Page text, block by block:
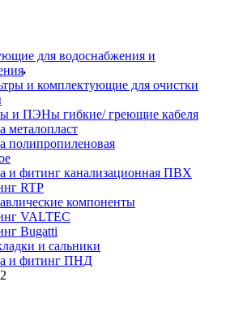
для водоснабжения и
и комплектующие для очистки
и ПЭНы гибкие/ греющие кабеля
металопласт
полипропиленовая
и фитинг канализационная ПВХ
RTP
компоненты
VALTEC
Bugatti
и сальники
и фитинг ПНД